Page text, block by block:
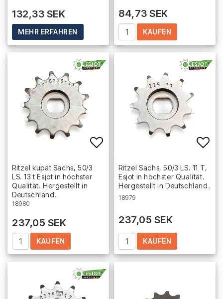
132,33 SEK
MEHR ERFAHREN
84,73 SEK
KAUFEN
Add to list of favorites
Ritzel kupat Sachs, 50/3
LS. 13 t Esjot in höchster
Qualität. Hergestellt in
Deutschland.
18980
237,05 SEK
KAUFEN
Ritzel Sachs, 50/3 LS. 11 T,
Esjot in höchster Qualität.
Hergestellt in Deutschland.
18979
237,05 SEK
KAUFEN